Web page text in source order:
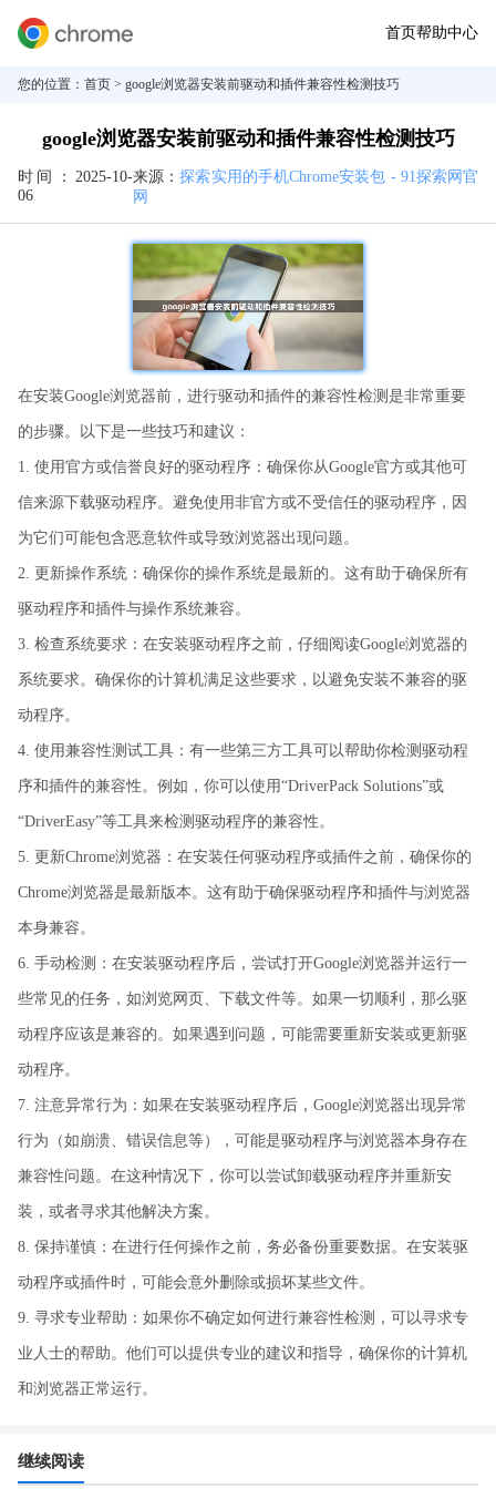
首页帮助中心
您的位置： 首页 > google浏览器安装前驱动和插件兼容性检测技巧
google浏览器安装前驱动和插件兼容性检测技巧
时间： 2025-10-
06
来源：探索实用的手机Chrome安装包 - 91探索网官
网
在安装Google浏览器前，进行驱动和插件的兼容性检测是非常重要
的步骤。以下是一些技巧和建议：
1. 使用官方或信誉良好的驱动程序：确保你从Google官方或其他可
信来源下载驱动程序。避免使用非官方或不受信任的驱动程序，因
为它们可能包含恶意软件或导致浏览器出现问题。
2. 更新操作系统：确保你的操作系统是最新的。这有助于确保所有
驱动程序和插件与操作系统兼容。
3. 检查系统要求：在安装驱动程序之前，仔细阅读Google浏览器的
系统要求。确保你的计算机满足这些要求，以避免安装不兼容的驱
动程序。
4. 使用兼容性测试工具：有一些第三方工具可以帮助你检测驱动程
序和插件的兼容性。例如，你可以使用“DriverPack Solutions”或
“DriverEasy”等工具来检测驱动程序的兼容性。
5. 更新Chrome浏览器：在安装任何驱动程序或插件之前，确保你的
Chrome浏览器是最新版本。这有助于确保驱动程序和插件与浏览器
本身兼容。
6. 手动检测：在安装驱动程序后，尝试打开Google浏览器并运行一
些常见的任务，如浏览网页、下载文件等。如果一切顺利，那么驱
动程序应该是兼容的。如果遇到问题，可能需要重新安装或更新驱
动程序。
7. 注意异常行为：如果在安装驱动程序后，Google浏览器出现异常
行为（如崩溃、错误信息等），可能是驱动程序与浏览器本身存在
兼容性问题。在这种情况下，你可以尝试卸载驱动程序并重新安
装，或者寻求其他解决方案。
8. 保持谨慎：在进行任何操作之前，务必备份重要数据。在安装驱
动程序或插件时，可能会意外删除或损坏某些文件。
9. 寻求专业帮助：如果你不确定如何进行兼容性检测，可以寻求专
业人士的帮助。他们可以提供专业的建议和指导，确保你的计算机
和浏览器正常运行。
继续阅读